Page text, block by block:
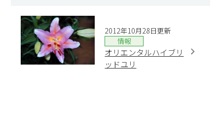
2012年10月28日更新
情報
オリエンタルハイブリ
ッドユリ